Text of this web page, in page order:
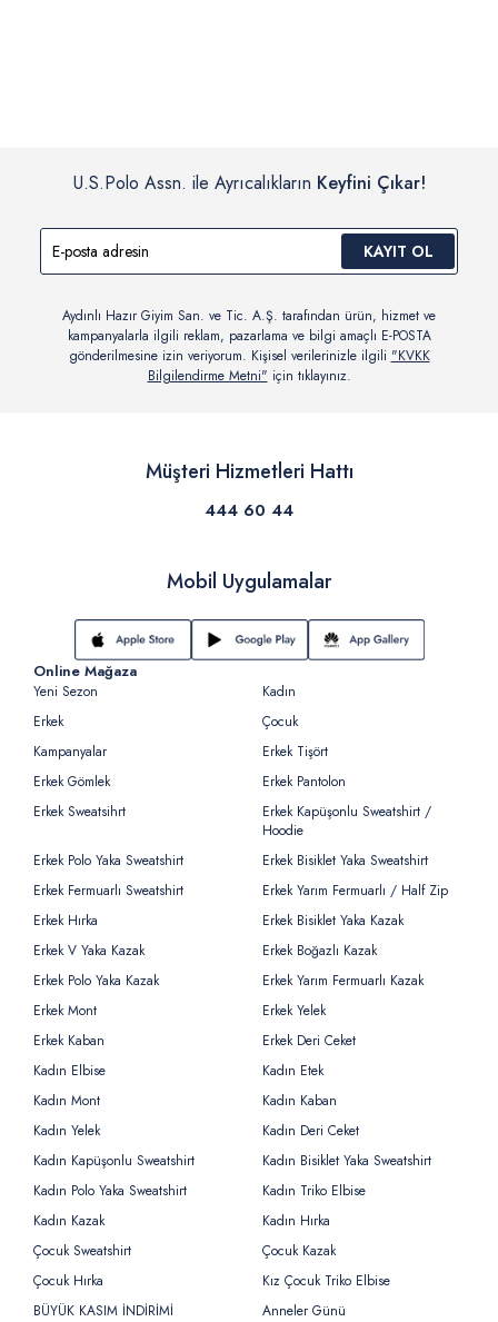
U.S.Polo Assn. ile Ayrıcalıkların Keyfini Çıkar!
KAYIT OL
Aydınlı Hazır Giyim San. ve Tic. A.Ş. tarafından ürün, hizmet ve
kampanyalarla ilgili reklam, pazarlama ve bilgi amaçlı E-POSTA
gönderilmesine izin veriyorum. Kişisel verilerinizle ilgili "KVKK
Bilgilendirme Metni" için tıklayınız.
Müşteri Hizmetleri Hattı
444 60 44
Mobil Uygulamalar
Online Mağaza
Yeni Sezon
Kadın
Erkek
Çocuk
Kampanyalar
Erkek Tişört
Erkek Gömlek
Erkek Pantolon
Erkek Sweatsihrt
Erkek Kapüşonlu Sweatshirt /
Hoodie
Erkek Polo Yaka Sweatshirt
Erkek Bisiklet Yaka Sweatshirt
Erkek Fermuarlı Sweatshirt
Erkek Yarım Fermuarlı / Half Zip
Erkek Hırka
Erkek Bisiklet Yaka Kazak
Erkek V Yaka Kazak
Erkek Boğazlı Kazak
Erkek Polo Yaka Kazak
Erkek Yarım Fermuarlı Kazak
Erkek Mont
Erkek Yelek
Erkek Kaban
Erkek Deri Ceket
Kadın Elbise
Kadın Etek
Kadın Mont
Kadın Kaban
Kadın Yelek
Kadın Deri Ceket
Kadın Kapüşonlu Sweatshirt
Kadın Bisiklet Yaka Sweatshirt
Kadın Polo Yaka Sweatshirt
Kadın Triko Elbise
Kadın Kazak
Kadın Hırka
Çocuk Sweatshirt
Çocuk Kazak
Çocuk Hırka
Kız Çocuk Triko Elbise
BÜYÜK KASIM İNDİRİMİ
Anneler Günü